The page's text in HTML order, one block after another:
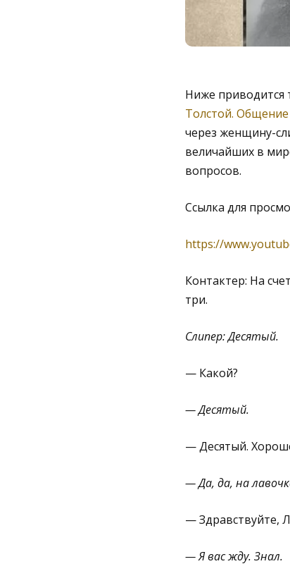
Ниже приводится
Толстой.
через женщину-
величайших в
вопросов.
Ссылка для
https://
Контактер: На
три.
Слипер: Десятый.
— Какой?
— Десятый.
— Десятый.
— Да, да, на
— Здравствуйте,
— Я вас жду. Знал.